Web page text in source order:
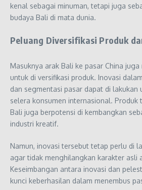
kenal sebagai minuman, tetapi juga
budaya Bali di mata dunia.
Peluang Diversifikasi Produk
Masuknya arak Bali ke pasar China
untuk di versifikasi produk. Inovasi
dan segmentasi pasar dapat di lakukan
selera konsumen internasional. Produk
Bali juga berpotensi di kembangkan
industri kreatif.
Namun, inovasi tersebut tetap perlu di
agar tidak menghilangkan karakter asli
Keseimbangan antara inovasi dan
kunci keberhasilan dalam menembus